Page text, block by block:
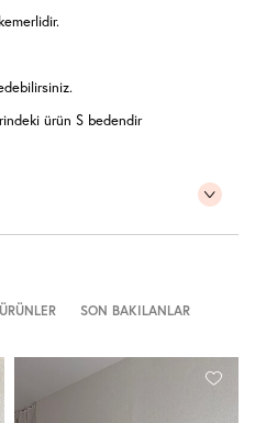
ürün S bedendir
SON BAKILANLAR